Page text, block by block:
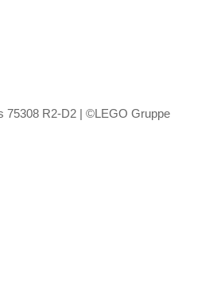
75308 R2-D2 | ©LEGO Gruppe